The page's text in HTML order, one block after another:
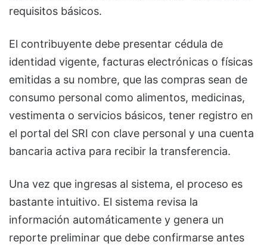
requisitos básicos.
El contribuyente debe presentar cédula de
identidad vigente, facturas electrónicas o físicas
emitidas a su nombre, que las compras sean de
consumo personal como alimentos, medicinas,
vestimenta o servicios básicos, tener registro en
el portal del SRI con clave personal y una cuenta
bancaria activa para recibir la transferencia.
Una vez que ingresas al sistema, el proceso es
bastante intuitivo. El sistema revisa la
información automáticamente y genera un
reporte preliminar que debe confirmarse antes